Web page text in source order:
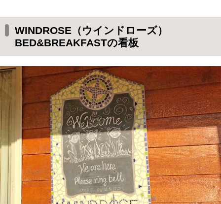
WINDROSE（ウインドローズ）
BED&BREAKFASTの看板